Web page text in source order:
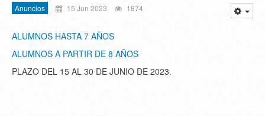
Anuncios 15 Jun 2023 1874
ALUMNOS HASTA 7 AÑOS
ALUMNOS A PARTIR DE 8 AÑOS
PLAZO DEL 15 AL 30 DE JUNIO DE 2023.